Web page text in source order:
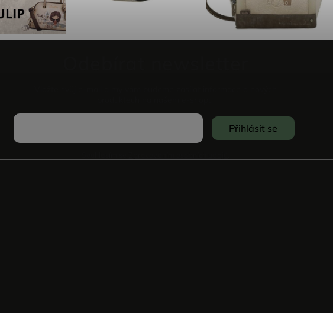
Přihlásit se